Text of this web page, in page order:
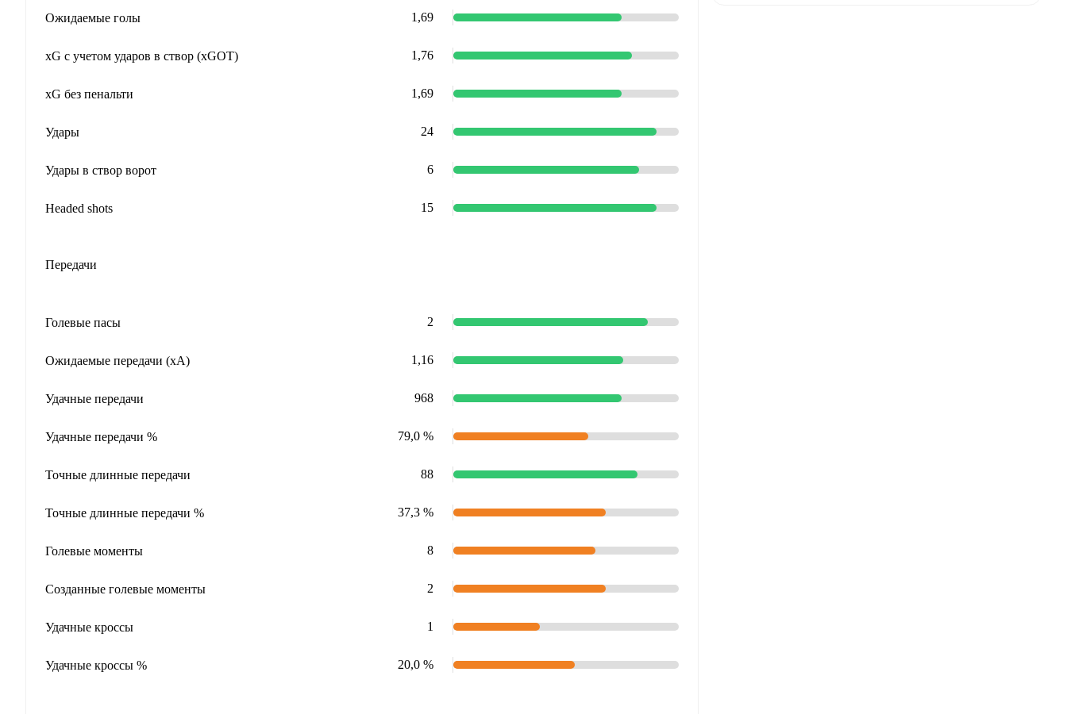
Ожидаемые голы 1,69
xG с учетом ударов в створ (xGOT) 1,76
xG без пенальти 1,69
Удары 24
Удары в створ ворот 6
Headed shots 15
Передачи
Голевые пасы 2
Ожидаемые передачи (xA) 1,16
Удачные передачи 968
Удачные передачи % 79,0 %
Точные длинные передачи 88
Точные длинные передачи % 37,3 %
Голевые моменты 8
Созданные голевые моменты 2
Удачные кроссы 1
Удачные кроссы % 20,0 %